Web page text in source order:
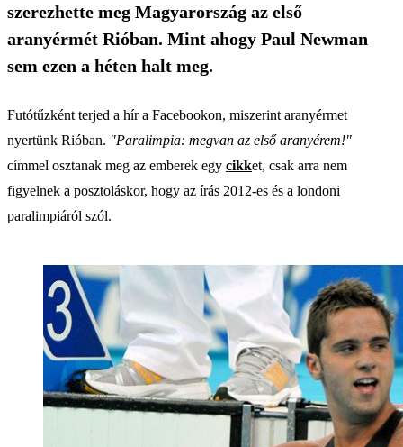
szerezhette meg Magyarország az első
aranyérmét Rióban. Mint ahogy Paul Newman
sem ezen a héten halt meg.
Futótűzként terjed a hír a Facebookon, miszerint aranyérmet
nyertünk Rióban. "Paralimpia: megvan az első aranyérem!"
címmel osztanak meg az emberek egy cikket, csak arra nem
figyelnek a posztoláskor, hogy az írás 2012-es és a londoni
paralimpiáról szól.